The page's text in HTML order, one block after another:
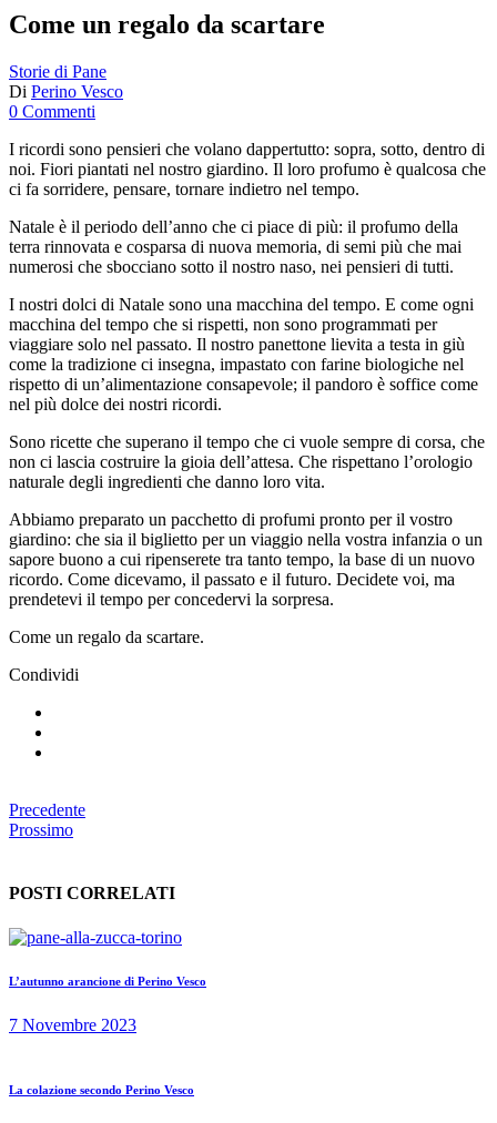
Come un regalo da scartare
Storie di Pane
Di Perino Vesco
0 Commenti
I ricordi sono pensieri che volano dappertutto: sopra, sotto, dentro di
noi. Fiori piantati nel nostro giardino. Il loro profumo è qualcosa che
ci fa sorridere, pensare, tornare indietro nel tempo.
Natale è il periodo dell’anno che ci piace di più: il profumo della
terra rinnovata e cosparsa di nuova memoria, di semi più che mai
numerosi che sbocciano sotto il nostro naso, nei pensieri di tutti.
I nostri dolci di Natale sono una macchina del tempo. E come ogni
macchina del tempo che si rispetti, non sono programmati per
viaggiare solo nel passato. Il nostro panettone lievita a testa in giù
come la tradizione ci insegna, impastato con farine biologiche nel
rispetto di un’alimentazione consapevole; il pandoro è soffice come
nel più dolce dei nostri ricordi.
Sono ricette che superano il tempo che ci vuole sempre di corsa, che
non ci lascia costruire la gioia dell’attesa. Che rispettano l’orologio
naturale degli ingredienti che danno loro vita.
Abbiamo preparato un pacchetto di profumi pronto per il vostro
giardino: che sia il biglietto per un viaggio nella vostra infanzia o un
sapore buono a cui ripenserete tra tanto tempo, la base di un nuovo
ricordo. Come dicevamo, il passato e il futuro. Decidete voi, ma
prendetevi il tempo per concedervi la sorpresa.
Come un regalo da scartare.
Condividi
Precedente
Prossimo
POSTI CORRELATI
L’autunno arancione di Perino Vesco
7 Novembre 2023
La colazione secondo Perino Vesco